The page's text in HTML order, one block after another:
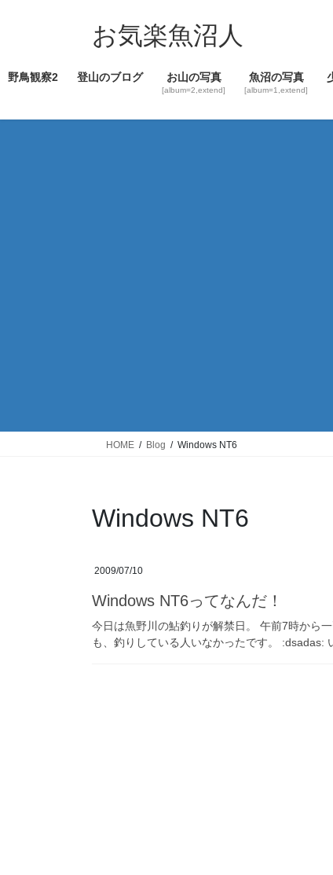
ツ
ス
シ
ン
お気楽魚沼人
野鳥観察2 登山のブログ お山の写真
[album=2,extend]
魚沼の写真
[album=1,extend]
HOME Blog Windows NT6
Windows NT6
2009/07/10
Windows NT6ってなんだ！
今日は魚野川の鮎釣りが解禁日。 午前7時から
も、釣りしている人いなかったです。